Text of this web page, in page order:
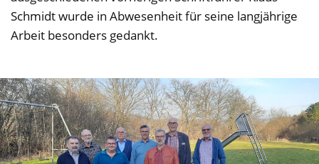
Schmidt wurde in Abwesenheit für seine langjährige
Arbeit besonders gedankt.